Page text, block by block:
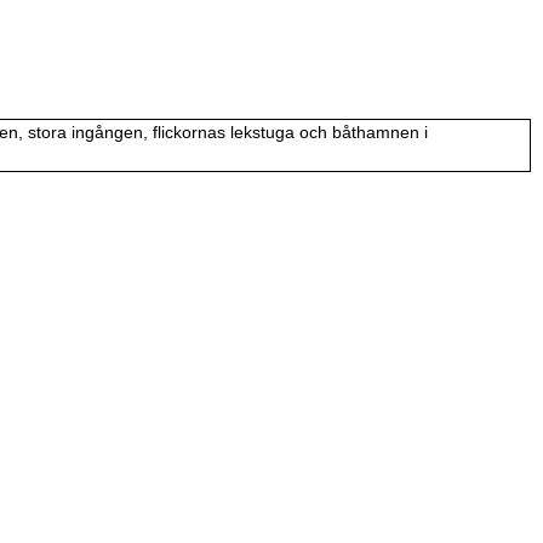
stora ingången, flickornas lekstuga och båthamnen i